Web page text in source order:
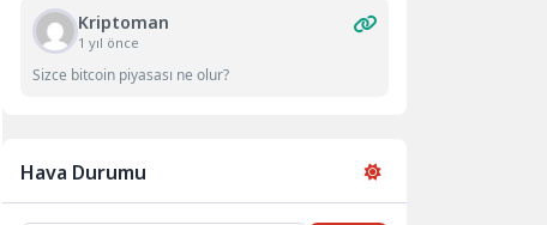
Kriptoman
1 yıl önce
Sizce bitcoin piyasası ne olur?
Hava Durumu